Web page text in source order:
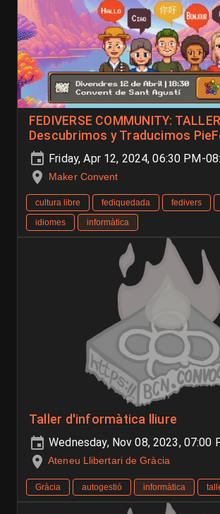
FEDIVERSE COMMUNITY:
Descubrimos y Traducimos
Friday, Apr 12, 2024, 06:30 PM-
Maker Convent
cultura libre fediquedada fedivers
idiomes
informàtica
Taller d'informàtica lliure
Wednesday, Nov 08, 2023, 07:00
Ateneu Llibertari de Gràcia
Gràcia autogestió informàtica